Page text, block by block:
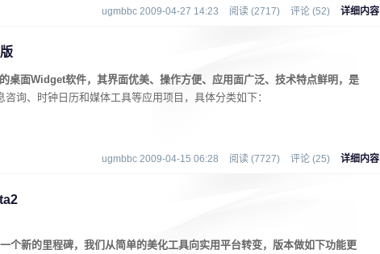
ugmbbc 2009-04-27 14:23 阅读 (2717) 评论 (52) 详细内容
桌面Widget软件，其界面优美、操作方便、应用面广泛、技术特点鲜明，是
咨询、时钟日历和媒体工具等应用项目，具体分类如下：
ugmbbc 2009-04-15 06:28 阅读 (7727) 评论 (25) 详细内容
个新的里程碑，我们从简单的美化工具向实用平台转变，版本做如下功能更